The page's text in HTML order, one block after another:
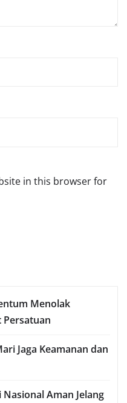
in this browser for
Menolak
Jaga Keamanan dan
Aman Jelang